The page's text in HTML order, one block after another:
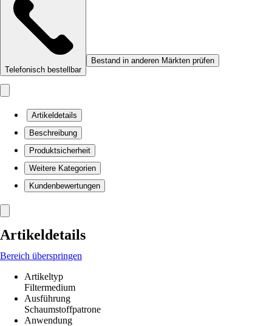
Telefonisch bestellbar
Bestand in anderen Märkten prüfen
Artikeldetails
Beschreibung
Produktsicherheit
Weitere Kategorien
Kundenbewertungen
Artikeldetails
Bereich überspringen
Artikeltyp
Filtermedium
Ausführung
Schaumstoffpatrone
Anwendung